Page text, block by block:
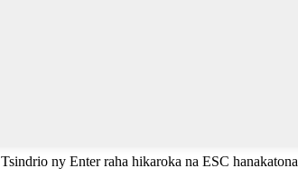
Tsindrio ny Enter raha hikaroka na ESC hanakatona